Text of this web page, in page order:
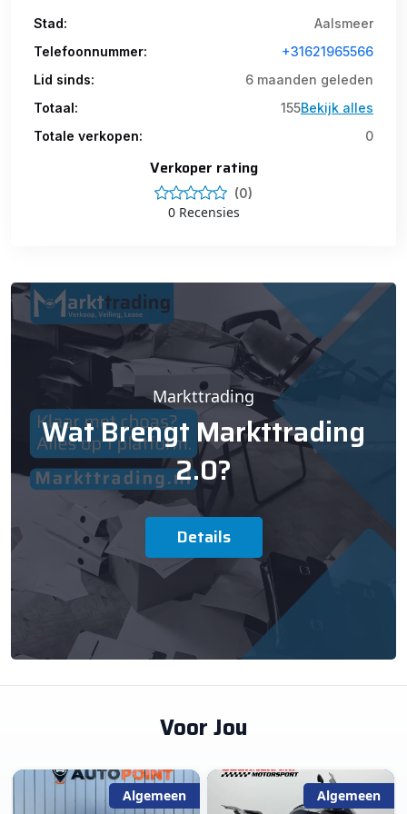
Stad:
Aalsmeer
Telefoonnummer:
+31621965566
Lid sinds:
6 maanden geleden
Totaal:
155Bekijk alles
Totale verkopen:
0
Verkoper rating
(0)
0 Recensies
Markttrading
Wat Brengt Markttrading
2.0?
Details
Voor Jou
Algemeen Algemeen